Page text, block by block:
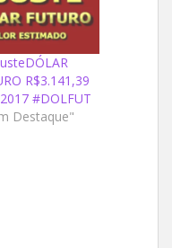
R$3.141,39
#DOLFUT
Destaque"